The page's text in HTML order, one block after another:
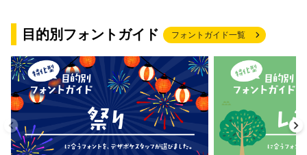
目的別フォントガイド フォントガイド一覧